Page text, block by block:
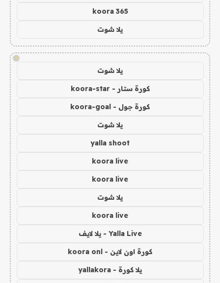
koora 365
يلا شوت
!
يلا شوت
كورة ستار - koora-star
كورة جول - koora-goal
يلا شوت
yalla shoot
koora live
koora live
يلا شوت
koora live
Yalla Live - يلا لايف
كورة اون لاين - koora onl
يلا كورة - yallakora